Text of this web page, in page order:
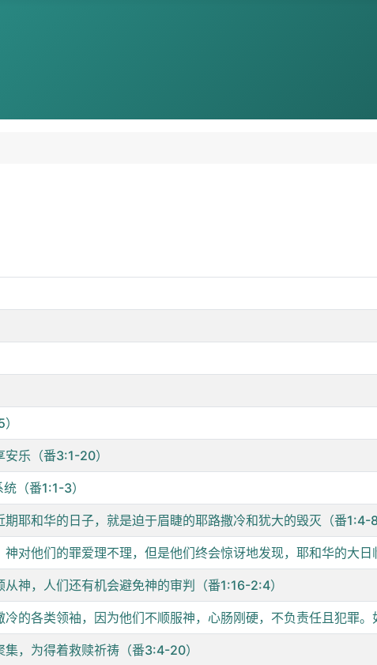
乐（番3:1-20）
（番1:1-3）
耶和华的日子，就是迫于眉睫的耶路撒冷和犹大的毁灭（番1:4-8
对他们的罪爱理不理，但是他们终会惊讶地发现，耶和华的大日
神，人们还有机会避免神的审判（番1:16-2:4）
的各类领袖，因为他们不顺服神，心肠刚硬，不负责任且犯罪
，为得着救赎祈祷（番3:4-20）